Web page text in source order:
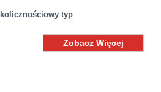
typ
Zobacz Więcej